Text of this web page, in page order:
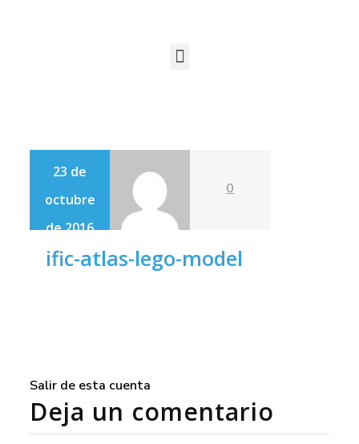
23 de
octubre
de 2016
0
ific-atlas-lego-model
Salir de esta cuenta
Deja un comentario